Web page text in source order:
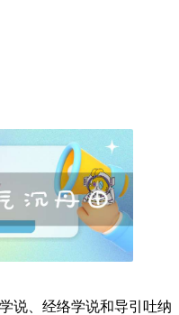
说、经络学说和导引吐纳